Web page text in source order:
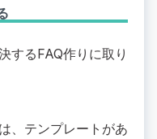
するFAQ作りに取り
、テンプレートがあ